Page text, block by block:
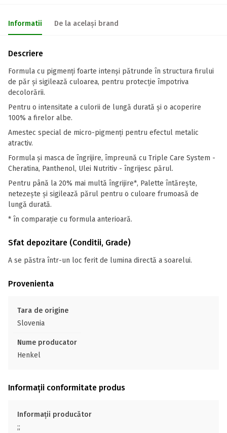
Informatii De la același brand
Descriere
Formula cu pigmenți foarte intenși pătrunde în structura firului
de păr și sigilează culoarea, pentru protecție împotriva
decolorării.
Pentru o intensitate a culorii de lungă durată și o acoperire
100% a firelor albe.
Amestec special de micro-pigmenți pentru efectul metalic
atractiv.
Formula și masca de îngrijire, împreună cu Triple Care System -
Cheratina, Panthenol, Ulei Nutritiv - îngrijesc părul.
Pentru până la 20% mai multă îngrijire*, Palette întărește,
netezește și sigilează părul pentru o culoare frumoasă de
lungă durată.
* în comparație cu formula anterioară.
Sfat depozitare (Conditii, Grade)
A se păstra într-un loc ferit de lumina directă a soarelui.
Provenienta
Tara de origine
Slovenia
Nume producator
Henkel
Informații conformitate produs
Informații producător
;;